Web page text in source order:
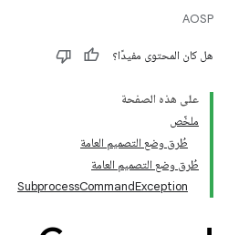
AOSP
هل كان المحتوى مفيدًا؟
على هذه الصفحة
ملخّص
طُرق وضع التصميم العامة
طُرق وضع التصميم العامة
SubprocessCommandException